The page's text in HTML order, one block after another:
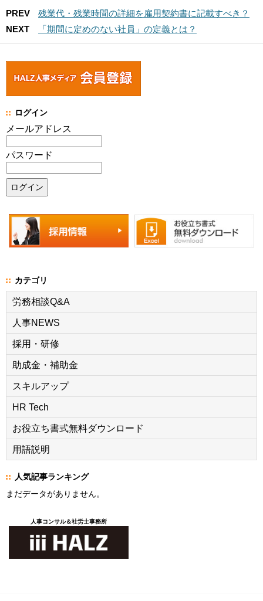
PREV
残業代・残業時間の詳細を雇用契約書に記載すべき？
NEXT
「期間に定めのない社員」の定義とは？
ログイン
メールアドレス
パスワード
カテゴリ
労務相談Q&A
人事NEWS
採用・研修
助成金・補助金
スキルアップ
HR Tech
お役立ち書式無料ダウンロード
用語説明
人気記事ランキング
まだデータがありません。
人事コンサル＆社労士事務所